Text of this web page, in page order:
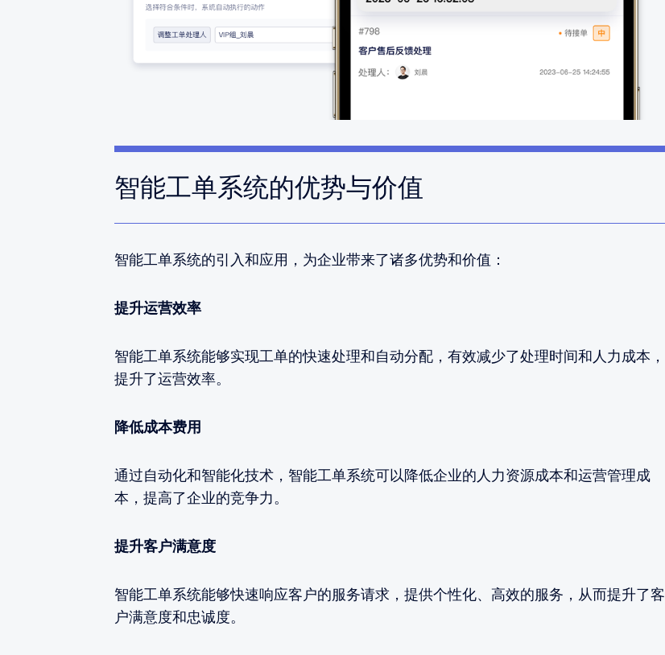
智能工单系统的优势与价值
智能工单系统的引入和应用，为企业带来了诸多优势和价值：
提升运营效率
智能工单系统能够实现工单的快速处理和自动分配，有效减少了处理时间和人力成本，
提升了运营效率。
降低成本费用
通过自动化和智能化技术，智能工单系统可以降低企业的人力资源成本和运营管理成
本，提高了企业的竞争力。
提升客户满意度
智能工单系统能够快速响应客户的服务请求，提供个性化、高效的服务，从而提升了客
户满意度和忠诚度。